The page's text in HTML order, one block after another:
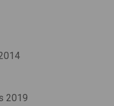
2019